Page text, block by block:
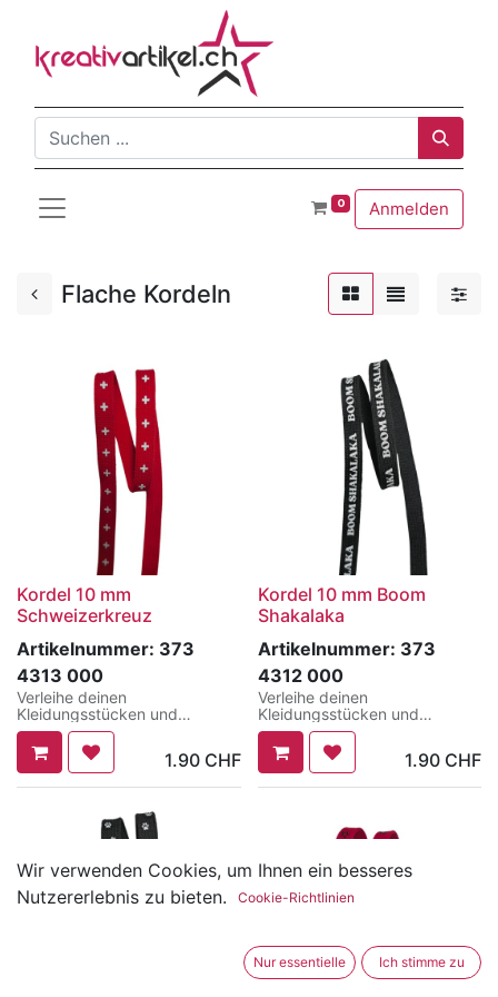
0 Anmelden
Flache Kordeln
Kordel 10 mm
Schweizerkreuz
Artikelnummer: 373
4313 000
Verleihe deinen
Kleidungsstücken und
Accessoires eine persönliche
Note mit unserer exklusiven
10mm Polyester-Kordel mit
dieser strapazierfähigen
Kordel, welche ideal für
Trainerhosen aber auch an
Taschen, als Schuhbändel und
vieles mehr benützt werden
1.90CHF
Kordel 10 mm Boom
Shakalaka
Artikelnummer: 373
4312 000
Verleihe deinen
Kleidungsstücken und
Accessoires eine persönliche
Note mit unserer exklusiven
10mm Polyester-Kordel mit
Kordel, welche ideal für
Trainerhosen aber auch an
Taschen, als Schuhbändel und
vieles mehr benützt werden
Was macht unsere Kordel so
besonders?
1.90 CHF
Wir verwenden Cookies, um Ihnen ein besseres
Nutzererlebnis zu bieten.
Cookie-Richtlinien
Nur essentielle Ich stimme zu